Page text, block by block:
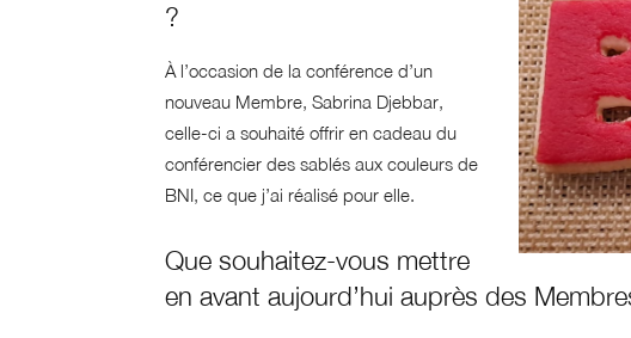
?
À l’occasion de la conférence d’un
nouveau Membre, Sabrina Djebbar,
celle-ci a souhaité offrir en cadeau du
conférencier des sablés aux couleurs de
BNI, ce que j’ai réalisé pour elle.
Que souhaitez-vous mettre
en avant aujourd’hui auprès des